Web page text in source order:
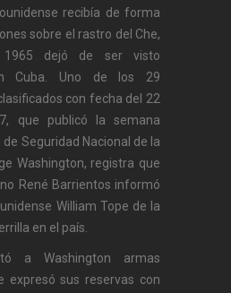
recibía de forma
sobre el rastro del Che,
dejó de ser visto
Cuba. Uno de los 29
con fecha del 22
que publicó la semana
Seguridad Nacional de la
Washington, registra que
René Barrientos informó
William Tope de la
en el país.
a Washington armas
expresó sus reservas con